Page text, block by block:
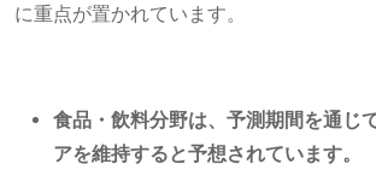
に重点が置かれています。
食品・飲料分野は、予測期間を通じ
アを維持すると予想されています。